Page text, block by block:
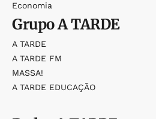
Economia
GrupoA TARDE
A TARDE
A TARDE FM
MASSA!
A TARDE EDUCAÇÃO